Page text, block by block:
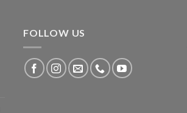
FOLLOW US